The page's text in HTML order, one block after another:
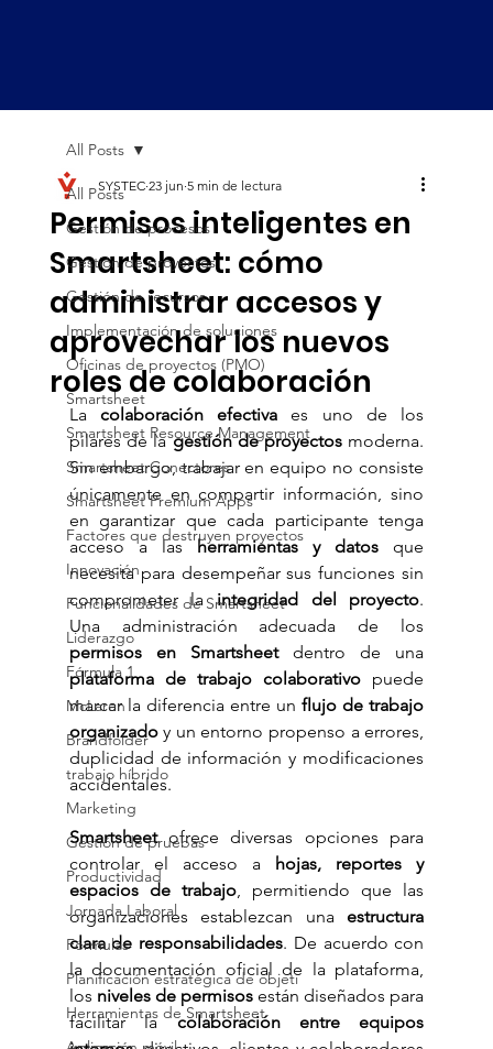
All Posts
Gestión de procesos
Gestión de proyectos
Gestión de recursos
Implementación de soluciones
Oficinas de proyectos (PMO)
Smartsheet
Smartsheet Resource Management
Smartsheet Conectores
Smartsheet Premium Apps
Factores que destruyen proyectos
Innovación
Funcionalidades de Smartsheet
Liderazgo
Fórmula 1
McLaren
Brandfolder
trabajo híbrido
Marketing
Gestión de pruebas
Productividad
Jornada Laboral
Fórmulas
Planificación estratégica de objeti
Herramientas de Smartsheet
All Posts
Permisos inteligentes en
Smartsheet: cómo
administrar accesos y
aprovechar los nuevos
roles de colaboración
SYSTEC 23 jun 5 min de lectura
La colaboración efectiva es uno de los
pilares de la gestión de proyectos moderna.
Sin embargo, trabajar en equipo no consiste
únicamente en compartir información, sino
en garantizar que cada participante tenga
acceso a las herramientas y datos que
necesita para desempeñar sus funciones sin
comprometer la integridad del proyecto.
permisos en Smartsheet
plataforma de trabajo colaborativo puede
marcar la diferencia entre un flujo de trabajo
organizado y un entorno propenso a errores,
duplicidad de información y modificaciones
accidentales.
Smartsheet ofrece diversas opciones para
controlar el acceso a hojas, reportes y
espacios de trabajo, permitiendo que las
organizaciones establezcan una estructura
clara de responsabilidades. De acuerdo con
la documentación oficial de la plataforma,
los niveles de permisos están diseñados para
facilitar la colaboración entre equipos